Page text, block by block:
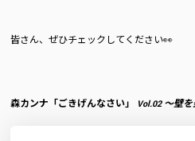
皆さん、ぜひチェックしてください👀
森カンナ「ごきげんなさい」 Vol.02 〜壁